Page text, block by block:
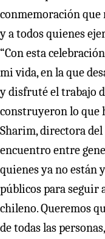
conmemoración
y a todos quienes
“Con esta
mi vida, en la que
y disfruté el trabajo
construyeron lo que
Sharim, directora
encuentro entre
quienes ya no están
públicos para seguir
chileno. Queremos
de todas las